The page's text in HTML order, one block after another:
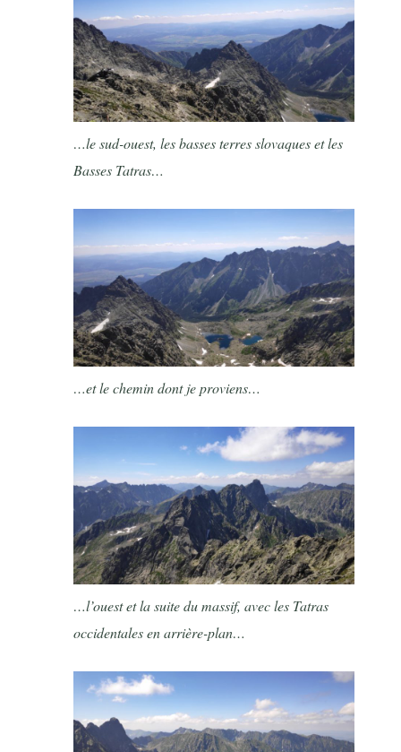
…le sud-ouest, les basses terres slovaques et les
Basses Tatras…
…et le chemin dont je proviens…
…l’ouest et la suite du massif, avec les Tatras
occidentales en arrière-plan…